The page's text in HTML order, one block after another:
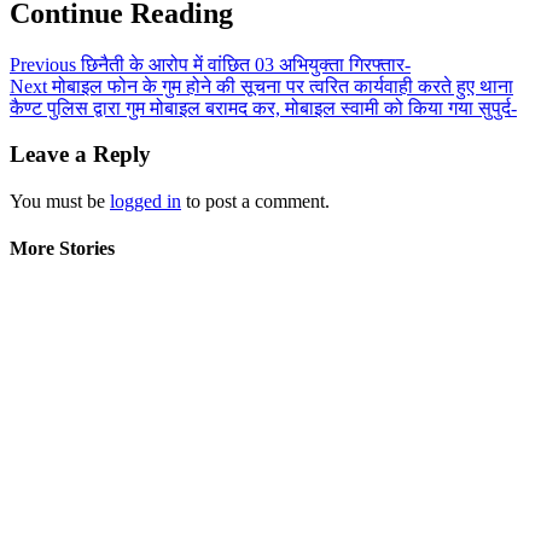
Continue Reading
Previousछिनैती के आरोप में वांछित 03 अभियुक्ता गिरफ्तार-
Nextमोबाइल फोन के गुम होने की सूचना पर त्वरित कार्यवाही करते हुए थाना
कैण्ट पुलिस द्वारा गुम मोबाइल बरामद कर, मोबाइल स्वामी को किया गया सुपुर्द-
Leave a Reply
You must be logged in to post a comment.
More Stories